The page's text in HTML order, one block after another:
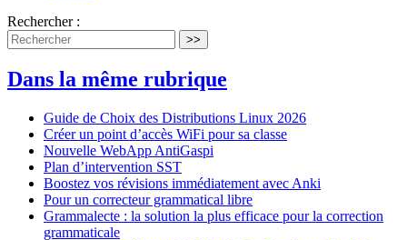
Rechercher :
>>
Dans la même rubrique
Guide de Choix des Distributions Linux 2026
Créer un point d’accès WiFi pour sa classe
Nouvelle WebApp AntiGaspi
Plan d’intervention SST
Boostez vos révisions immédiatement avec Anki
Pour un correcteur grammatical libre
Grammalecte : la solution la plus efficace pour la correction
grammaticale